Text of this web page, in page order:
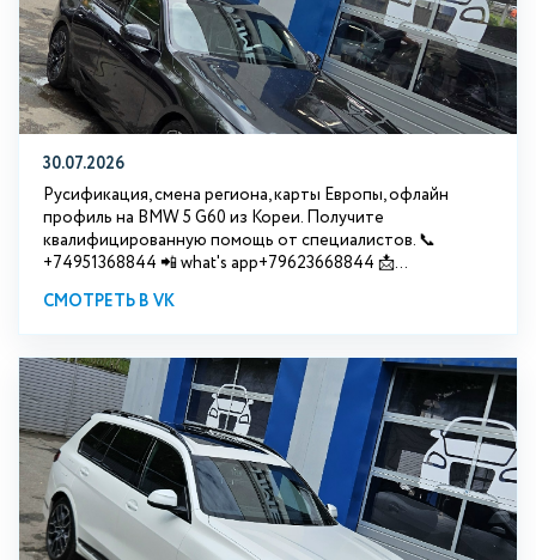
30.07.2026
Русификация, смена региона, карты Европы, офлайн
профиль на BMW 5 G60 из Кореи. Получите
квалифицированную помощь от специалистов. 📞
+74951368844 📲 what's app+79623668844 📩...
СМОТРЕТЬ В VK